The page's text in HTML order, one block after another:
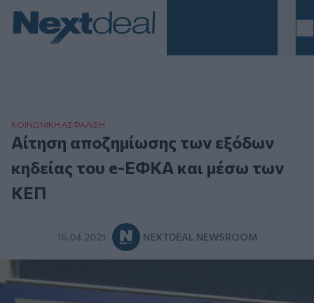
ΚΟΙΝΩΝΙΚΗ ΑΣΦAΛΙΣΗ
Αίτηση αποζημίωσης των εξόδων
κηδείας του e-ΕΦΚΑ και μέσω των
ΚΕΠ
16.04.2021 NEXTDEAL NEWSROOM